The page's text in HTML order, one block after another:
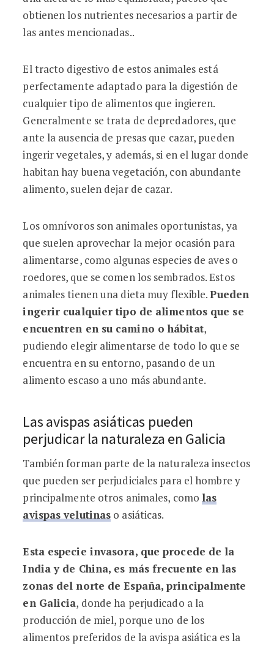
obtienen los nutrientes necesarios a partir de
las antes mencionadas..
El tracto digestivo de estos animales está
perfectamente adaptado para la digestión de
cualquier tipo de alimentos que ingieren.
Generalmente se trata de depredadores, que
ante la ausencia de presas que cazar, pueden
ingerir vegetales, y además, si en el lugar donde
habitan hay buena vegetación, con abundante
alimento, suelen dejar de cazar.
Los omnívoros son animales oportunistas, ya
que suelen aprovechar la mejor ocasión para
alimentarse, como algunas especies de aves o
roedores, que se comen los sembrados. Estos
animales tienen una dieta muy flexible.Pueden
ingerir cualquier tipo de alimentos que se
encuentren en su camino o hábitat,
pudiendo elegir alimentarse de todo lo que se
encuentra en su entorno, pasando de un
alimento escaso a uno más abundante.
Las avispas asiáticas pueden
perjudicar la naturaleza en Galicia
También forman parte de la naturaleza insectos
que pueden ser perjudiciales para el hombre y
principalmente otros animales, comolas
avispas velutinas o asiáticas.
Esta especie invasora, que procede de la
India y de China, es más frecuente en las
zonas del norte de España, principalmente
en Galicia, donde ha perjudicado a la
producción de miel, porque uno de los
alimentos preferidos de la avispa asiática es la